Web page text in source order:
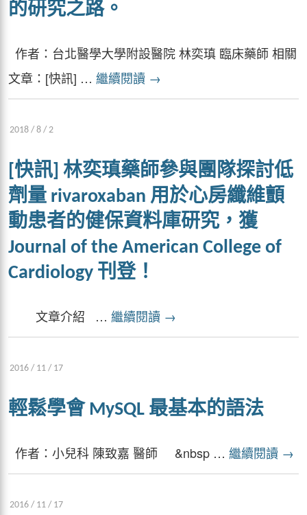
的研究之路。
作者：台北醫學大學附設醫院 林奕瑱 臨床藥師 相關
文章：[快訊] … 繼續閱讀 →
2018 / 8 / 2
[快訊] 林奕瑱藥師參與團隊探討低
劑量 rivaroxaban 用於心房纖維顫
動患者的健保資料庫研究，獲
Journal of the American College of
Cardiology 刊登！
文章介紹 … 繼續閱讀 →
2016 / 11 / 17
輕鬆學會 MySQL 最基本的語法
作者：小兒科 陳致嘉 醫師 &nbsp … 繼續閱讀 →
2016 / 11 / 17